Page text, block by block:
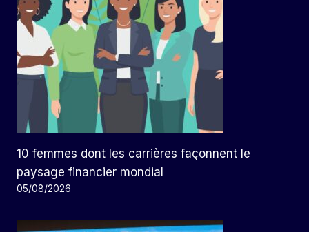
10 femmes dont les carrières façonnent le
paysage financier mondial
05/08/2026